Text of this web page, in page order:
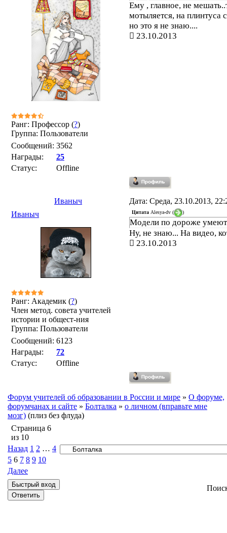
Ранг: Профессор (?)
Группа: Пользователи
Сообщений: 3562
Награды:
25
Статус:
Offline
Ему , главное, не
мотыляется, на плинтуса
но это я не знаю....
23.10.2013
Иваныч
Дата: Среда, 23.10.2013,
Иваныч
Ранг: Академик (?)
Член метод. совета учителей
истории и общест-ния
Группа: Пользователи
Сообщений: 6123
Награды:
72
Статус:
Offline
Цитата Alesya-dv ( )
Модели по дороже умеют
Ну, не знаю... На видео,
23.10.2013
Форум учителей об образовании в России и мире » О форуме,
форумчанах и сайте » Болталка » о личном (вправьте мне
мозг) (плиз без флуда)
Страница 6
из 10
Назад 1 2 … 4
5 6 7 8 9 10
Далее